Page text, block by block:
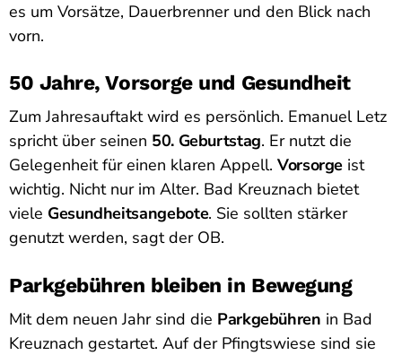
es um Vorsätze, Dauerbrenner und den Blick nach
vorn.
50 Jahre, Vorsorge und Gesundheit
Zum Jahresauftakt wird es persönlich. Emanuel Letz
spricht über seinen 50. Geburtstag. Er nutzt die
Gelegenheit für einen klaren Appell. Vorsorge ist
wichtig. Nicht nur im Alter. Bad Kreuznach bietet
viele Gesundheitsangebote. Sie sollten stärker
genutzt werden, sagt der OB.
Parkgebühren bleiben in Bewegung
Mit dem neuen Jahr sind die Parkgebühren in Bad
Kreuznach gestartet. Auf der Pfingtswiese sind sie